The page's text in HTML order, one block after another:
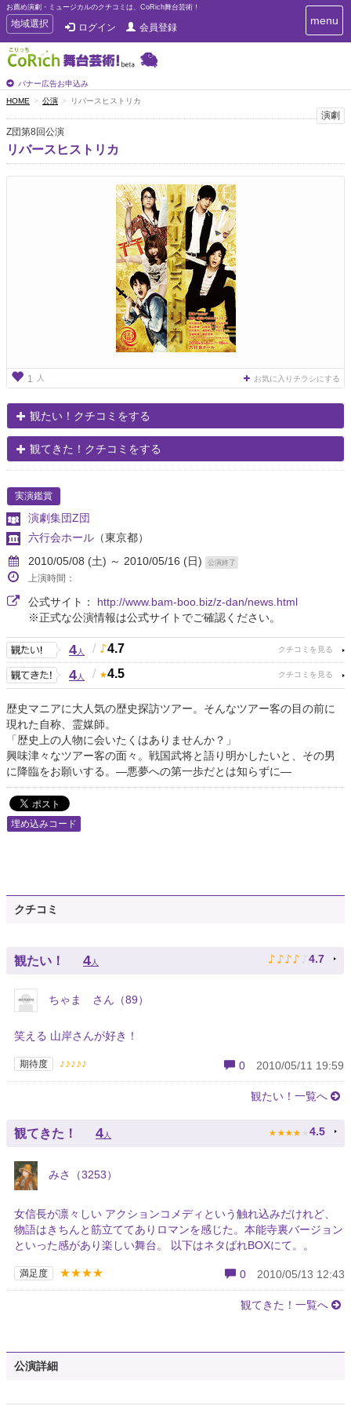
お薦め演劇・ミュージカルのクチコミは、CoRich舞台芸術！
T
o
g
g
e
n
a
v
i
g
地域選択 ログイン 会員登録
バナー広告お申込み
T
o
i
g
menu
HOME 公演 リバースヒストリカ
演劇
Z団第8回公演
リバースヒストリカ
1 人 お気に入りチラシにする
観たい！クチコミをする
観てきた！クチコミをする
実演鑑賞
演劇集団Z団
六行会ホール （東京都）
2010/05/08 (土) ～ 2010/05/16 (日)
公演終了
上演時間：
公式サイト： http://www.bam-boo.biz/z-dan/news.html
※正式な公演情報は公式サイトでご確認ください。
4人 / 4.7
4人 / 4.5
歴史マニアに大人気の歴史探訪ツアー。そんなツアー客の目の前に
現れた自称、霊媒師。
「歴史上の人物に会いたくはありませんか？」
興味津々なツアー客の面々。戦国武将と語り明かしたいと、その男
に降臨をお願いする。―悪夢への第一歩だとは知らずに―
埋め込みコード
クチコミ
観たい！ 4人 ♪ ♪ ♪ ♪ ♪ 4.7
ちゃま さん（89）
笑える 山岸さんが好き！
期待度 ♪♪♪♪♪ 0 2010/05/11 19:59
観たい！一覧へ
観てきた！ 4 人 ★ ★ ★ ★ ★ 4.5
みさ（3253）
女信長が凛々しい アクションコメディという触れ込みだけれど、
物語はきちんと筋立ててありロマンを感じた。本能寺裏バージョン
といった感があり楽しい舞台。 以下はネタばれBOXにて。。
満足度 ★★★★ 0 2010/05/13 12:43
観てきた！一覧へ
公演詳細